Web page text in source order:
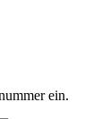
ein.